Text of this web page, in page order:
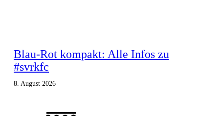
Blau-Rot kompakt: Alle Infos zu
#svrkfc
8. August 2026